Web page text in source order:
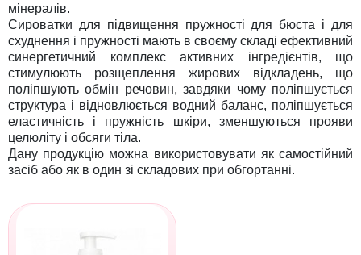
мінералів.
Сироватки для підвищення пружності для бюста і для
схуднення і пружності мають в своєму складі ефективний
синергетичний комплекс активних інгредієнтів, що
стимулюють розщеплення жирових відкладень, що
поліпшують обмін речовин, завдяки чому поліпшується
структура і відновлюється водний баланс, поліпшується
еластичність і пружність шкіри, зменшуються прояви
целюліту і обсяги тіла.
Дану продукцію можна використовувати як самостійний
засіб або як в один зі складових при обгортанні.